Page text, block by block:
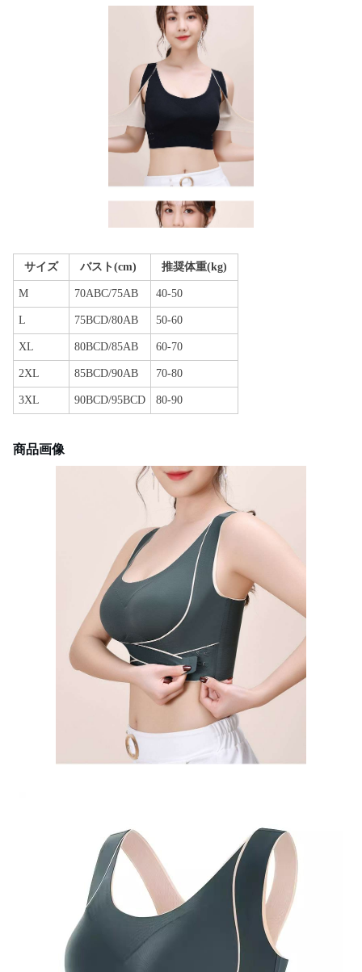
サイズ バスト(cm) 推奨体重(kg)
M 70ABC/75AB 40-50
L 75BCD/80AB 50-60
XL 80BCD/85AB 60-70
2XL 85BCD/90AB 70-80
3XL 90BCD/95BCD 80-90
商品画像